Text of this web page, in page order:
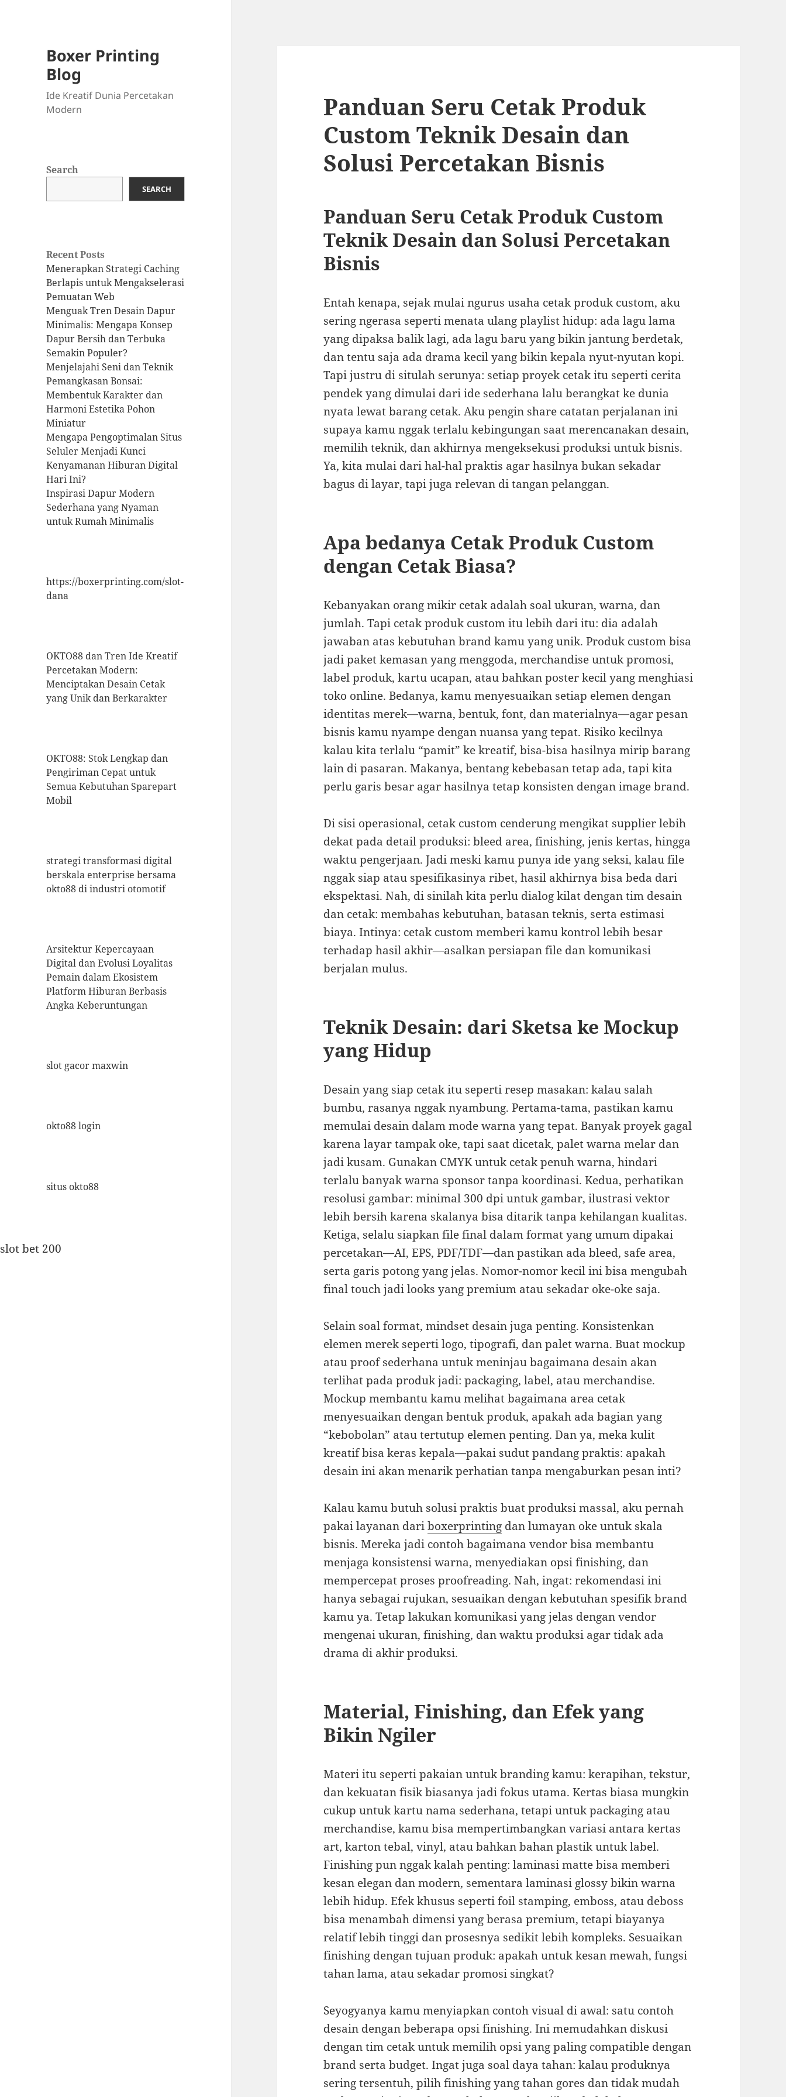
Boxer Printing
Blog
Ide Kreatif Dunia Percetakan
Modern
Search
SEARCH
Recent Posts
Menerapkan Strategi Caching
Berlapis untuk Mengakselerasi
Pemuatan Web
Menguak Tren Desain Dapur
Minimalis: Mengapa Konsep
Dapur Bersih dan Terbuka
Semakin Populer?
Menjelajahi Seni dan Teknik
Pemangkasan Bonsai:
Membentuk Karakter dan
Harmoni Estetika Pohon
Miniatur
Mengapa Pengoptimalan Situs
Seluler Menjadi Kunci
Kenyamanan Hiburan Digital
Hari Ini?
Inspirasi Dapur Modern
Sederhana yang Nyaman
untuk Rumah Minimalis
https://boxerprinting.com/slot-
dana
OKTO88 dan Tren Ide Kreatif
Percetakan Modern:
Menciptakan Desain Cetak
yang Unik dan Berkarakter
OKTO88: Stok Lengkap dan
Pengiriman Cepat untuk
Semua Kebutuhan Sparepart
Mobil
strategi transformasi digital
berskala enterprise bersama
okto88 di industri otomotif
Arsitektur Kepercayaan
Digital dan Evolusi Loyalitas
Pemain dalam Ekosistem
Platform Hiburan Berbasis
Angka Keberuntungan
slot gacor maxwin
okto88 login
situs okto88
slot bet 200
Panduan Seru Cetak Produk
Custom Teknik Desain dan
Solusi Percetakan Bisnis
Panduan Seru Cetak Produk Custom
Teknik Desain dan Solusi Percetakan
Bisnis
Entah kenapa, sejak mulai ngurus usaha cetak produk custom, aku
sering ngerasa seperti menata ulang playlist hidup: ada lagu lama
yang dipaksa balik lagi, ada lagu baru yang bikin jantung berdetak,
dan tentu saja ada drama kecil yang bikin kepala nyut-nyutan kopi.
Tapi justru di situlah serunya: setiap proyek cetak itu seperti cerita
pendek yang dimulai dari ide sederhana lalu berangkat ke dunia
nyata lewat barang cetak. Aku pengin share catatan perjalanan ini
supaya kamu nggak terlalu kebingungan saat merencanakan desain,
memilih teknik, dan akhirnya mengeksekusi produksi untuk bisnis.
Ya, kita mulai dari hal-hal praktis agar hasilnya bukan sekadar
bagus di layar, tapi juga relevan di tangan pelanggan.
Apa bedanya Cetak Produk Custom
dengan Cetak Biasa?
Kebanyakan orang mikir cetak adalah soal ukuran, warna, dan
jumlah. Tapi cetak produk custom itu lebih dari itu: dia adalah
jawaban atas kebutuhan brand kamu yang unik. Produk custom bisa
jadi paket kemasan yang menggoda, merchandise untuk promosi,
label produk, kartu ucapan, atau bahkan poster kecil yang menghiasi
toko online. Bedanya, kamu menyesuaikan setiap elemen dengan
identitas merek—warna, bentuk, font, dan materialnya—agar pesan
bisnis kamu nyampe dengan nuansa yang tepat. Risiko kecilnya
kalau kita terlalu “pamit” ke kreatif, bisa-bisa hasilnya mirip barang
lain di pasaran. Makanya, bentang kebebasan tetap ada, tapi kita
perlu garis besar agar hasilnya tetap konsisten dengan image brand.
Di sisi operasional, cetak custom cenderung mengikat supplier lebih
dekat pada detail produksi: bleed area, finishing, jenis kertas, hingga
waktu pengerjaan. Jadi meski kamu punya ide yang seksi, kalau file
nggak siap atau spesifikasinya ribet, hasil akhirnya bisa beda dari
ekspektasi. Nah, di sinilah kita perlu dialog kilat dengan tim desain
dan cetak: membahas kebutuhan, batasan teknis, serta estimasi
biaya. Intinya: cetak custom memberi kamu kontrol lebih besar
terhadap hasil akhir—asalkan persiapan file dan komunikasi
berjalan mulus.
Teknik Desain: dari Sketsa ke Mockup
yang Hidup
Desain yang siap cetak itu seperti resep masakan: kalau salah
bumbu, rasanya nggak nyambung. Pertama-tama, pastikan kamu
memulai desain dalam mode warna yang tepat. Banyak proyek gagal
karena layar tampak oke, tapi saat dicetak, palet warna melar dan
jadi kusam. Gunakan CMYK untuk cetak penuh warna, hindari
terlalu banyak warna sponsor tanpa koordinasi. Kedua, perhatikan
resolusi gambar: minimal 300 dpi untuk gambar, ilustrasi vektor
lebih bersih karena skalanya bisa ditarik tanpa kehilangan kualitas.
Ketiga, selalu siapkan file final dalam format yang umum dipakai
percetakan—AI, EPS, PDF/TDF—dan pastikan ada bleed, safe area,
serta garis potong yang jelas. Nomor-nomor kecil ini bisa mengubah
final touch jadi looks yang premium atau sekadar oke-oke saja.
Selain soal format, mindset desain juga penting. Konsistenkan
elemen merek seperti logo, tipografi, dan palet warna. Buat mockup
atau proof sederhana untuk meninjau bagaimana desain akan
terlihat pada produk jadi: packaging, label, atau merchandise.
Mockup membantu kamu melihat bagaimana area cetak
menyesuaikan dengan bentuk produk, apakah ada bagian yang
“kebobolan” atau tertutup elemen penting. Dan ya, meka kulit
kreatif bisa keras kepala—pakai sudut pandang praktis: apakah
desain ini akan menarik perhatian tanpa mengaburkan pesan inti?
Kalau kamu butuh solusi praktis buat produksi massal, aku pernah
pakai layanan dariboxerprinting dan lumayan oke untuk skala
bisnis. Mereka jadi contoh bagaimana vendor bisa membantu
menjaga konsistensi warna, menyediakan opsi finishing, dan
mempercepat proses proofreading. Nah, ingat: rekomendasi ini
hanya sebagai rujukan, sesuaikan dengan kebutuhan spesifik brand
kamu ya. Tetap lakukan komunikasi yang jelas dengan vendor
mengenai ukuran, finishing, dan waktu produksi agar tidak ada
drama di akhir produksi.
Material, Finishing, dan Efek yang
Bikin Ngiler
Materi itu seperti pakaian untuk branding kamu: kerapihan, tekstur,
dan kekuatan fisik biasanya jadi fokus utama. Kertas biasa mungkin
cukup untuk kartu nama sederhana, tetapi untuk packaging atau
merchandise, kamu bisa mempertimbangkan variasi antara kertas
art, karton tebal, vinyl, atau bahkan bahan plastik untuk label.
Finishing pun nggak kalah penting: laminasi matte bisa memberi
kesan elegan dan modern, sementara laminasi glossy bikin warna
lebih hidup. Efek khusus seperti foil stamping, emboss, atau deboss
bisa menambah dimensi yang berasa premium, tetapi biayanya
relatif lebih tinggi dan prosesnya sedikit lebih kompleks. Sesuaikan
finishing dengan tujuan produk: apakah untuk kesan mewah, fungsi
tahan lama, atau sekadar promosi singkat?
Seyogyanya kamu menyiapkan contoh visual di awal: satu contoh
desain dengan beberapa opsi finishing. Ini memudahkan diskusi
dengan tim cetak untuk memilih opsi yang paling compatible dengan
brand serta budget. Ingat juga soal daya tahan: kalau produknya
sering tersentuh, pilih finishing yang tahan gores dan tidak mudah